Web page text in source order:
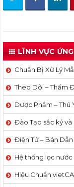
LĨNH VỰC
Chuẩn Bị Xử Lý
Theo Dõi – Thẩm
Dược Phẩm – Thú
Đào Tạo sắc ký
Điện Tử – Bán Dẫn
Hệ thống lọc nước
Hiệu Chuẩn